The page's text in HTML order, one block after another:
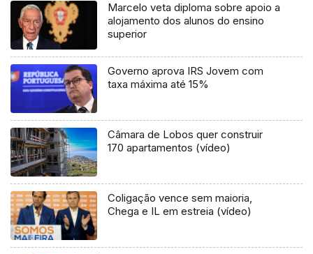
Marcelo veta diploma sobre apoio a
alojamento dos alunos do ensino
superior
Governo aprova IRS Jovem com
taxa máxima até 15%
Câmara de Lobos quer construir
170 apartamentos (vídeo)
Coligação vence sem maioria,
Chega e IL em estreia (vídeo)